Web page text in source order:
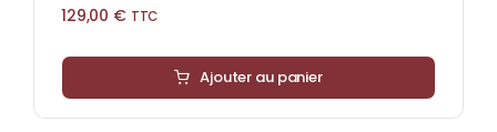
129,00 € TTC
Ajouter au panier